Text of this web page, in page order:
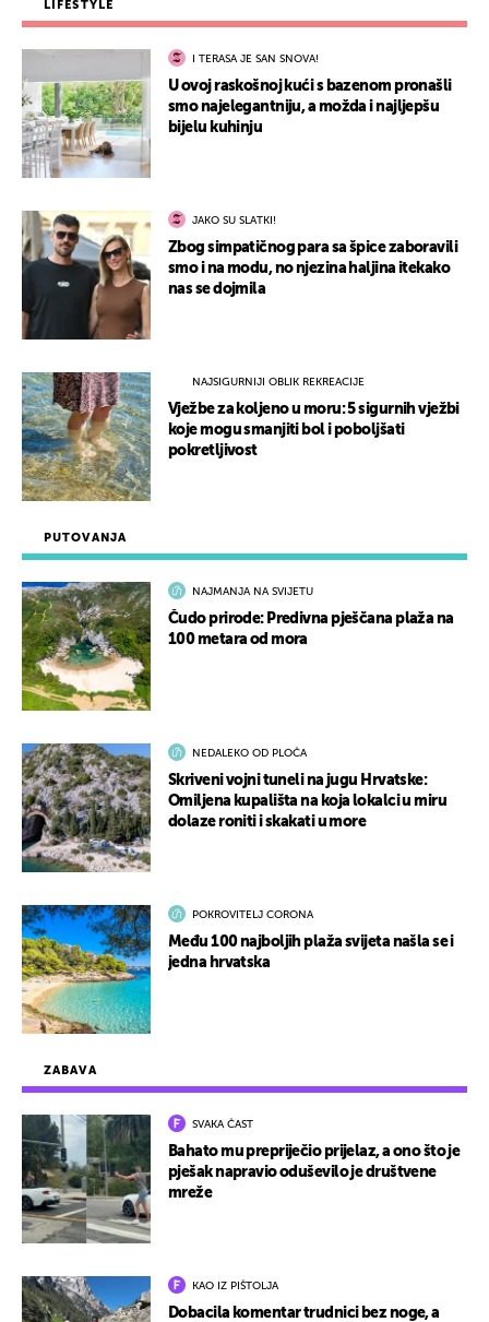
ZABAVA
SVAKA ČAST
Bahato mu prepriječio prijelaz, a ono što je
pješak napravio oduševilo je društvene
mreže
KAO IZ PIŠTOLJA
Dobacila komentar trudnici bez noge, a
PUTOVANJA
NAJMANJA NA SVIJETU
Čudo prirode: Predivna pješčana plaža na
100 metara od mora
NEDALEKO OD PLOČA
Skriveni vojni tuneli na jugu Hrvatske:
Omiljena kupališta na koja lokalci u miru
dolaze roniti i skakati u more
POKROVITELJ CORONA
Među 100 najboljih plaža svijeta našla se i
jedna hrvatska
LIFESTYLE
I TERASA JE SAN SNOVA!
U ovoj raskošnoj kući s bazenom pronašli
smo najelegantniju, a možda i najljepšu
bijelu kuhinju
JAKO SU SLATKI!
Zbog simpatičnog para sa špice zaboravili
smo i na modu, no njezina haljina itekako
nas se dojmila
NAJSIGURNIJI OBLIK REKREACIJE
Vježbe za koljeno u moru: 5 sigurnih vježbi
koje mogu smanjiti bol i poboljšati
pokretljivost